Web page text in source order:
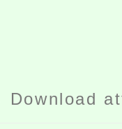
Download